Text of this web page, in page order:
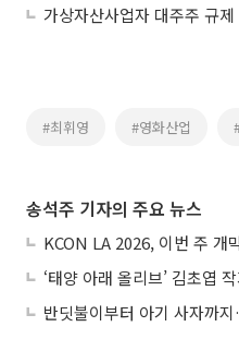
가상자산사업자 대주주 규제
#최휘영 #영화산업
송석주 기자의 주요 뉴스